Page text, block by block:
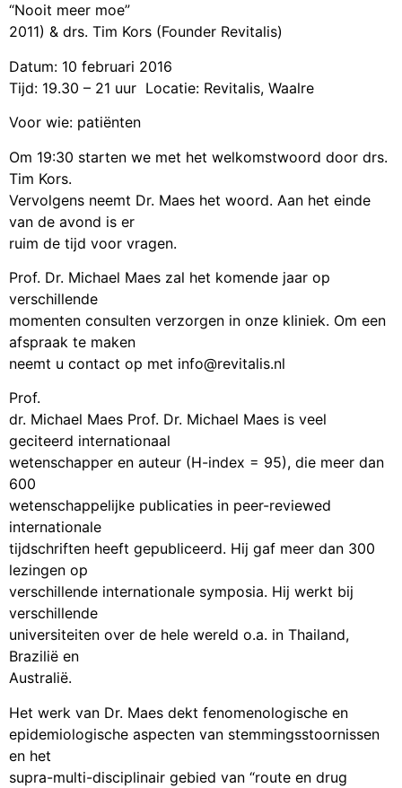
“Nooit meer moe”
2011) & drs. Tim Kors (Founder Revitalis)
Datum: 10 februari 2016
Tijd: 19.30 – 21 uur Locatie: Revitalis, Waalre
Voor wie: patiënten
Om 19:30 starten we met het welkomstwoord door drs.
Tim Kors.
Vervolgens neemt Dr. Maes het woord. Aan het einde
van de avond is er
ruim de tijd voor vragen.
Prof. Dr. Michael Maes zal het komende jaar op
verschillende
momenten consulten verzorgen in onze kliniek. Om een
afspraak te maken
neemt u contact op met info@revitalis.nl
Prof.
dr. Michael Maes Prof. Dr. Michael Maes is veel
geciteerd internationaal
wetenschapper en auteur (H-index = 95), die meer dan
600
wetenschappelijke publicaties in peer-reviewed
internationale
tijdschriften heeft gepubliceerd. Hij gaf meer dan 300
lezingen op
verschillende internationale symposia. Hij werkt bij
verschillende
universiteiten over de hele wereld o.a. in Thailand,
Brazilië en
Australië.
Het werk van Dr. Maes dekt fenomenologische en
epidemiologische aspecten van stemmingsstoornissen
en het
supra-multi-disciplinair gebied van “route en drug